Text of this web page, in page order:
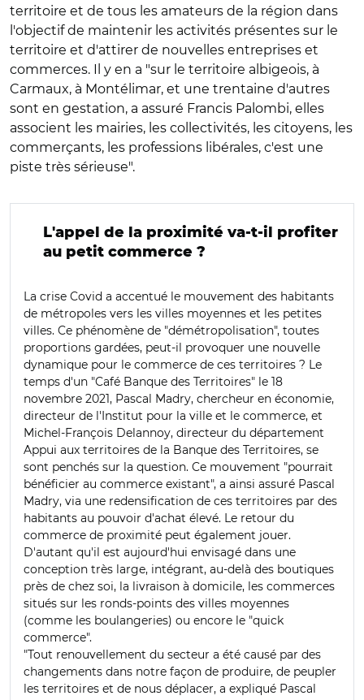
territoire et de tous les amateurs de la région dans
l'objectif de maintenir les activités présentes sur le
territoire et d'attirer de nouvelles entreprises et
commerces. Il y en a "sur le territoire albigeois, à
Carmaux, à Montélimar, et une trentaine d'autres
sont en gestation, a assuré Francis Palombi, elles
associent les mairies, les collectivités, les citoyens, les
commerçants, les professions libérales, c'est une
piste très sérieuse".
L'appel de la proximité va-t-il profiter
au petit commerce ?
La crise Covid a accentué le mouvement des habitants
de métropoles vers les villes moyennes et les petites
villes. Ce phénomène de "démétropolisation", toutes
proportions gardées, peut-il provoquer une nouvelle
dynamique pour le commerce de ces territoires ? Le
temps d'un "Café Banque des Territoires" le 18
novembre 2021, Pascal Madry, chercheur en économie,
directeur de l'Institut pour la ville et le commerce, et
Michel-François Delannoy, directeur du département
Appui aux territoires de la Banque des Territoires, se
sont penchés sur la question. Ce mouvement "pourrait
bénéficier au commerce existant", a ainsi assuré Pascal
Madry, via une redensification de ces territoires par des
habitants au pouvoir d'achat élevé. Le retour du
commerce de proximité peut également jouer.
D'autant qu'il est aujourd'hui envisagé dans une
conception très large, intégrant, au-delà des boutiques
près de chez soi, la livraison à domicile, les commerces
situés sur les ronds-points des villes moyennes
(comme les boulangeries) ou encore le "quick
commerce".
"Tout renouvellement du secteur a été causé par des
changements dans notre façon de produire, de peupler
les territoires et de nous déplacer, a expliqué Pascal